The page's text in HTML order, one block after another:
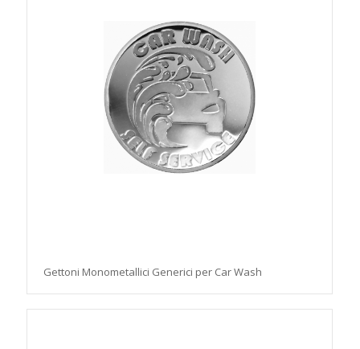
Gettoni Monometallici Generici per Car Wash